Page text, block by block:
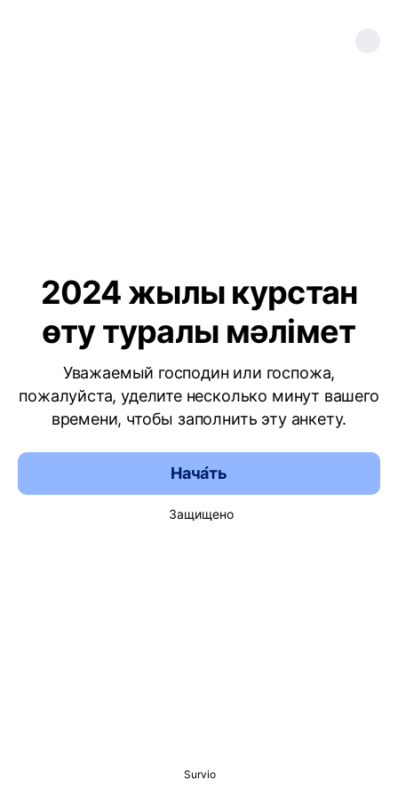
2024 жылы курстан
өту туралы мәлімет
Уважаемый господин или госпожа,
пожалуйста, уделите несколько минут вашего
времени, чтобы заполнить эту анкету.
Нача́ть
Защищено
Survio